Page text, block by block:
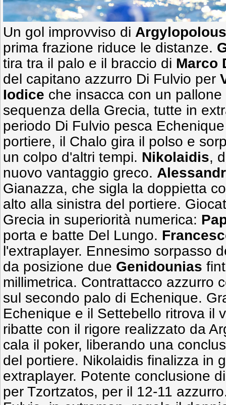
Un gol improvviso di Argylopolous
prima frazione riduce le distanze.
tira tra il palo e il braccio di Marco
del capitano azzurro Di Fulvio per
Iodice che insacca con un
sequenza della Grecia, tutte in
periodo Di Fulvio pesca
portiere, il Chalo gira il polso e
un colpo d'altri tempi. Nikolaidis,
nuovo vantaggio greco.
Gianazza, che sigla la doppietta
alto alla sinistra del portiere.
Grecia in superiorità numerica:
porta e batte Del Lungo.
l'extraplayer. Ennesimo sorpasso
da posizione due Genidounias
millimetrica. Contrattacco azzurro
sul secondo palo di Echenique.
Echenique e il Settebello ritrova il
ribatte con il rigore realizzato da
cala il poker, liberando una
del portiere. Nikolaidis finalizza in
extraplayer. Potente conclusione
per Tzortzatos, per il 12-11